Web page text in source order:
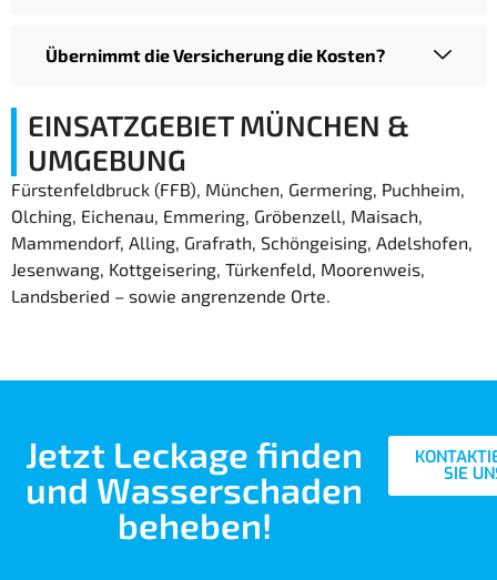
Übernimmt die Versicherung die Kosten?
EINSATZGEBIET MÜNCHEN &
UMGEBUNG
Fürstenfeldbruck (FFB), München, Germering, Puchheim,
Olching, Eichenau, Emmering, Gröbenzell, Maisach,
Mammendorf, Alling, Grafrath, Schöngeising, Adelshofen,
Jesenwang, Kottgeisering, Türkenfeld, Moorenweis,
Landsberied – sowie angrenzende Orte.
Jetzt Leckage finden
und Wasserschaden
beheben!
SIE